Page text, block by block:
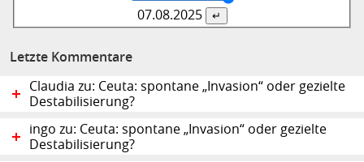
07.08.2025
Letzte Kommentare
Claudia zu: Ceuta: spontane „Invasion“ oder gezielte
Destabilisierung?
ingo zu: Ceuta: spontane „Invasion“ oder gezielte
Destabilisierung?